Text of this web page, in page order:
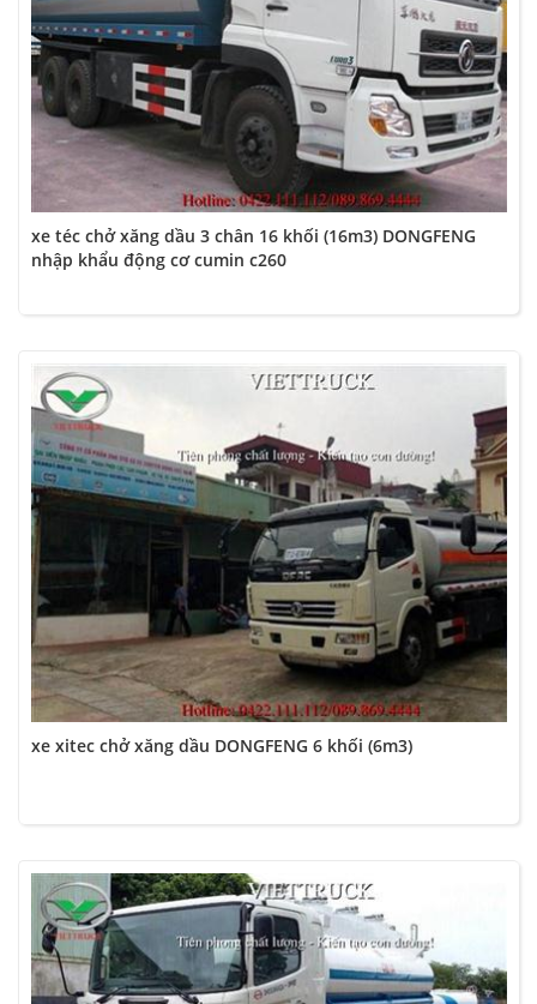
xe téc chở xăng dầu 3 chân 16 khối (16m3) DONGFENG
nhập khẩu động cơ cumin c260
xe xitec chở xăng dầu DONGFENG 6 khối (6m3)